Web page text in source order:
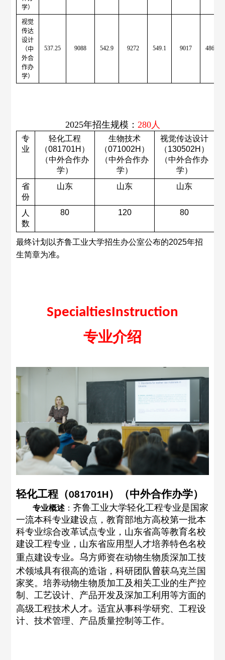
学）
视觉
传达
设计
（中
外合
作办
学）
537.25 9088 542.9 9272 549.1 9017 486.75
2025年招生规模： 280人
专
业
轻化工程
（081701H ）
（中外合作办
学）
生物技术
（071002H ）
（中外合作办
学）
视觉传达设计
（130502H ）
（中外合作办
学）
省
份
山东 山东 山东
人
数
80 120 80
最终计划以齐鲁工业大学招生办公室公布的2025年招
生简章为准。
SpecialtiesInstruction
专业介绍
轻化工程（081701H ）（中外合作办学）
专业概述： 齐鲁工业大学轻化工程专业是国家
一流本科专业建设点，教育部地方高校第一批本
科专业综合改革试点专业，山东省高等教育名校
建设工程专业，山东省应用型人才培养特色名校
重点建设专业。乌方师资在动物生物质深加工技
术领域具有很高的造诣，科研团队 曾获乌克兰国
家奖。培养动物生物质加工及相关工业的生产控
制、工艺设计、产品开发及深加工利用等方面的
高级工程技术人才。适宜从事科学研究、工程设
计、技术管理、产品质量控制等工作。